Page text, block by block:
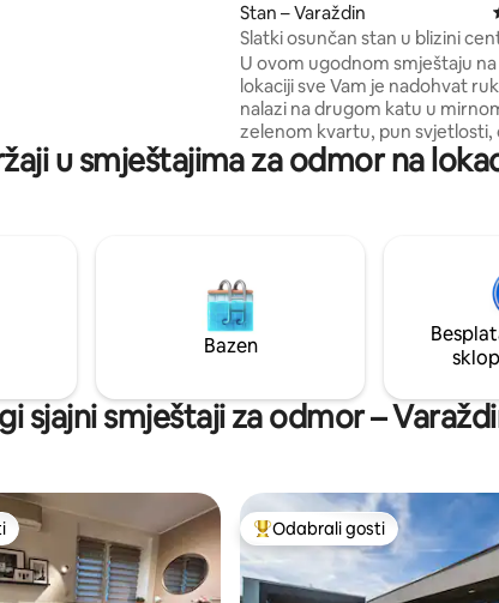
Stan – Varaždin
Slatki osunčan stan u blizini
U ovom ugodnom smještaju
lokaciji sve Vam je nadohvat
nalazi na drugom katu u mirnom i
zelenom kvartu, pun svjetlosti,
sa svih strana. Udaljen od
minuta pješice. Ima mali
autocestom, stan je udaljen 7,8
naplatne postaje Varaždin i zove
odmor. Besplatan parking
u smještajima za odmor na
Bazen
sjajni smještaji za odmor –
Među najviše rangiranima s
Odabrali gosti